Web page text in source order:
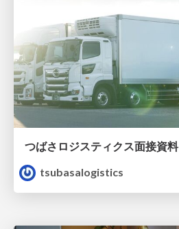
つばさロジスティクス面接資料
tsubasalogistics